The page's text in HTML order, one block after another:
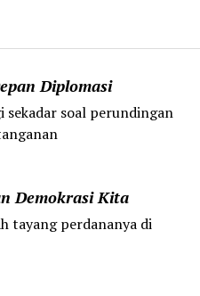
Diplomasi
soal perundingan
Demokrasi Kita
tayang perdananya di